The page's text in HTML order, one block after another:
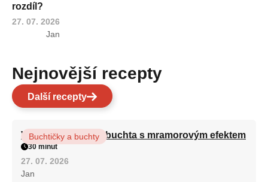
rozdíl?
27. 07. 2026
Jan
Nejnovější recepty
Další recepty
Vláčná olejová litá buchta s mramorovým efektem
Buchtičky a buchty
30 minut
27. 07. 2026
Jan